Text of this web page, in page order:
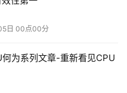
承载16个接入链路，单
收敛比与确定性体验
日 00点00分
为系列文章-重新看见CPU